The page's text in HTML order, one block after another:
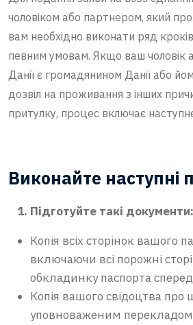
чоловіком або партнером, який
вам необхідно виконати ряд
певним умовам. Якщо ваш чоловік
Данії є громадянином Данії або
дозвіл на проживання з інших
притулку, процес включає
Виконайте наступні
Підготуйте такі документи:
Копія всіх сторінок вашого
включаючи всі порожні
обкладинку паспорта
Копія вашого свідоцтва про
уповноваженим перекладом